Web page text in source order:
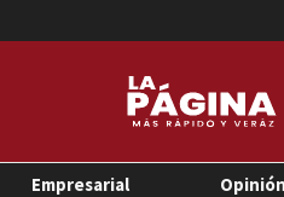
Empresarial Opinión